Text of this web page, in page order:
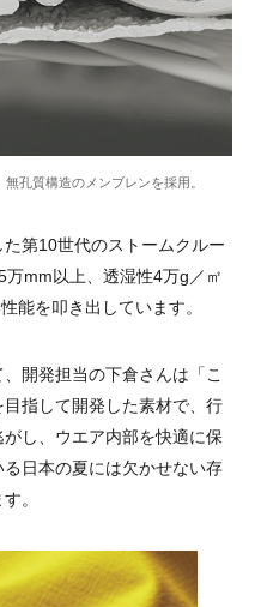
孔質構造のメンブレンを採用。
第10世代のストームクルー
mm以上、透湿性4万g／㎡
能を叩き出しています。
開発担当の下倉さんは「こ
指して開発した素材で、行
し、ウエア内部を快適に保
日本の夏には欠かせない存
。